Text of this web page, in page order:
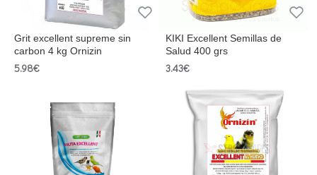
Grit excellent supreme sin
carbon 4 kg Ornizin
5.98€
KIKI Excellent Semillas de
Salud 400 grs
3.43€